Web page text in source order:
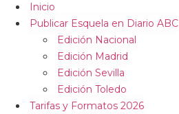
Inicio
Publicar Esquela en Diario ABC
Edición Nacional
Edición Madrid
Edición Sevilla
Edición Toledo
Tarifas y Formatos 2026